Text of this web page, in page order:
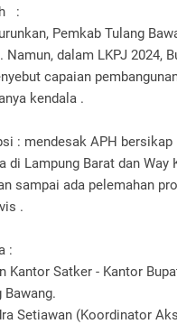
:
Pemkab Tulang
Namun, dalam LKPJ 2024,
capaian
kendala .
: mendesak APH
di Lampung Barat dan Way
sampai ada pelemahan
.
:
Kantor Satker - Kantor
Bawang.
Setiawan (Koordinator